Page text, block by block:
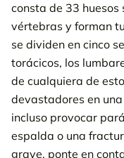
consta de 33 huesos
vértebras y forman
se dividen en cinco
torácicos, los
de cualquiera de
devastadores en
incluso provocar
espalda o una
grave, ponte en